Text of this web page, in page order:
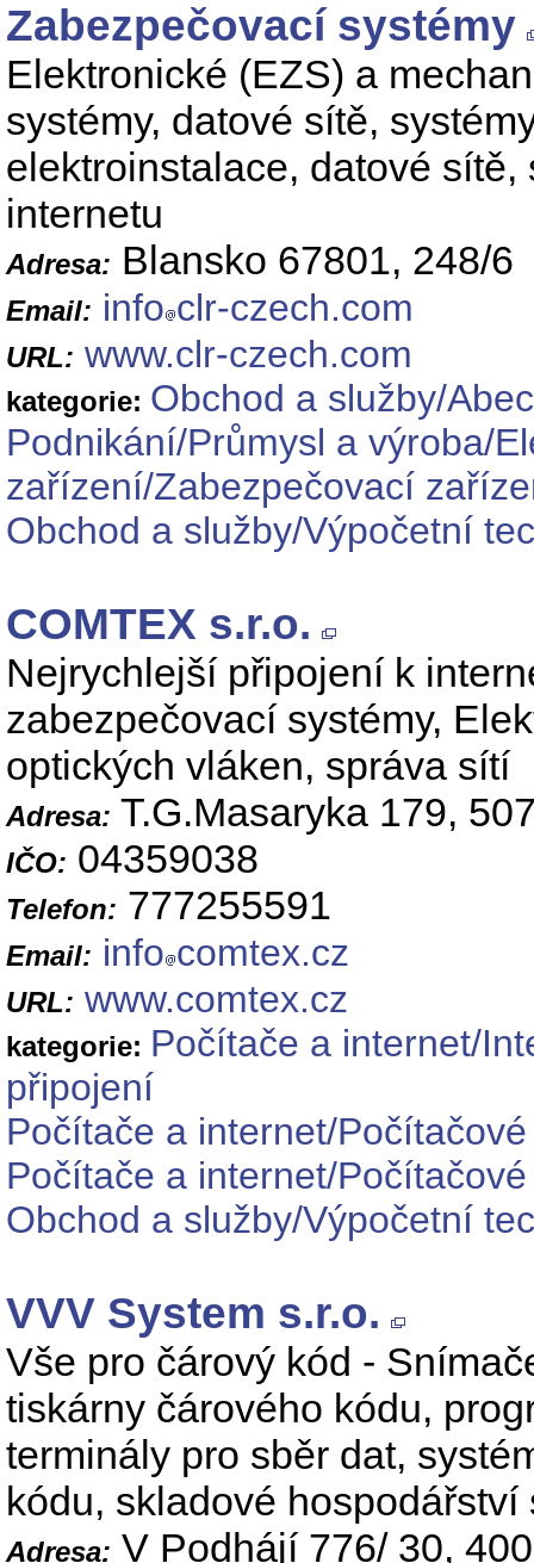
Zabezpečovací systémy
Elektronické (EZS) a
systémy, datové sítě,
elektroinstalace, datové
internetu
Adresa: Blansko 67801, 248/6
Email: info clr-czech.com
URL: www.clr-czech.com
kategorie: Obchod a služby/
Podnikání/Průmysl a výroba/
zařízení/Zabezpečovací
Obchod a služby/Výpočetní
COMTEX s.r.o.
Nejrychlejší připojení k
zabezpečovací systémy,
optických vláken, správa sítí
Adresa: T.G.Masaryka 179,
IČO: 04359038
Telefon: 777255591
Email: info comtex.cz
URL: www.comtex.cz
kategorie: Počítače a internet/
připojení
Počítače a internet/
Počítače a internet/
Obchod a služby/Výpočetní
VVV System s.r.o.
Vše pro čárový kód -
tiskárny čárového kódu,
terminály pro sběr dat,
kódu, skladové
Adresa: V Podhájí 776/ 30,